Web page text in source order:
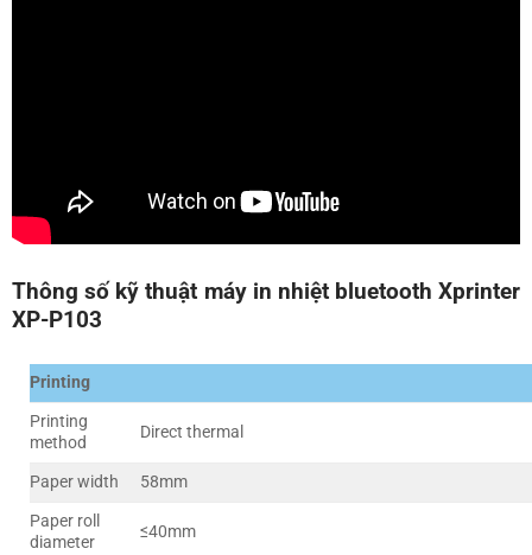
Thông số kỹ thuật máy in nhiệt bluetooth Xprinter
XP-P103
Printing
Printing
method
Direct thermal
Paper width
58mm
Paper roll
diameter
≤40mm